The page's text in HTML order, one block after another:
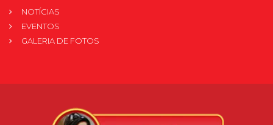
NOTÍCIAS
EVENTOS
GALERIA DE FOTOS